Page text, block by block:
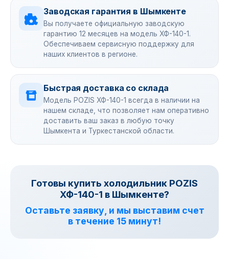
Заводская гарантия в Шымкенте
Вы получаете официальную заводскую
гарантию 12 месяцев на модель ХФ-140-1.
Обеспечиваем сервисную поддержку для
наших клиентов в регионе.
Быстрая доставка со склада
Модель POZIS ХФ-140-1 всегда в наличии на
нашем складе, что позволяет нам оперативно
доставить ваш заказ в любую точку
Шымкента и Туркестанской области.
Готовы купить холодильник POZIS
ХФ-140-1 в Шымкенте?
Оставьте заявку, и мы выставим счет
в течение 15 минут!